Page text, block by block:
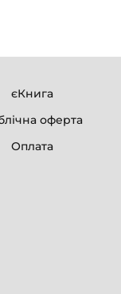
єКнига
оферта
Оплата